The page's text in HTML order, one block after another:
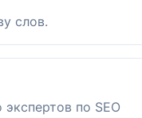
слов.
по SEO